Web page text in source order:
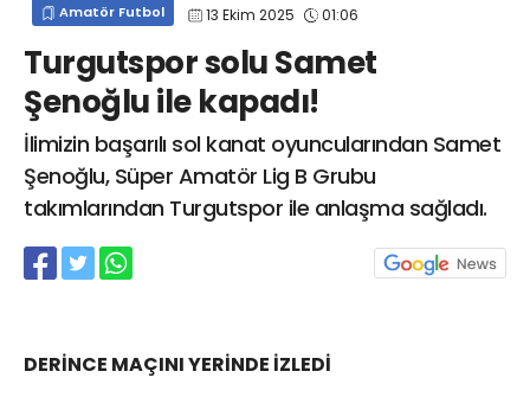
Amatör Futbol 13 Ekim 2025 01:06
Turgutspor solu Samet
Şenoğlu ile kapadı!
İlimizin başarılı sol kanat oyuncularından Samet
Şenoğlu, Süper Amatör Lig B Grubu
takımlarından Turgutspor ile anlaşma sağladı.
DERİNCE MAÇINI YERİNDE İZLEDİ
info@spor41.com